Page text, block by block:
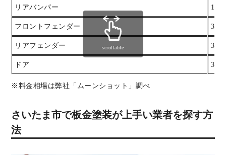
リアバンパー
フロントフェンダー
リアフェンダー
ドア
※料金相場は弊社「ムーンショット」調べ
scrollable
さいたま市で板金塗装が上手い業者を探す方
法